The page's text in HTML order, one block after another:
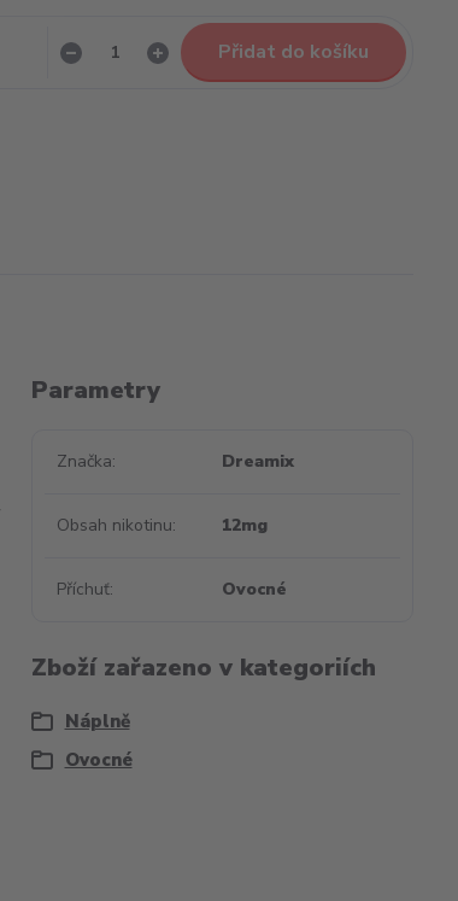
Přidat do košíku
Parametry
Značka Dreamix
Obsah nikotinu 12mg
Příchuť Ovocné
Zboží zařazeno v kategoriích
Náplně
Ovocné